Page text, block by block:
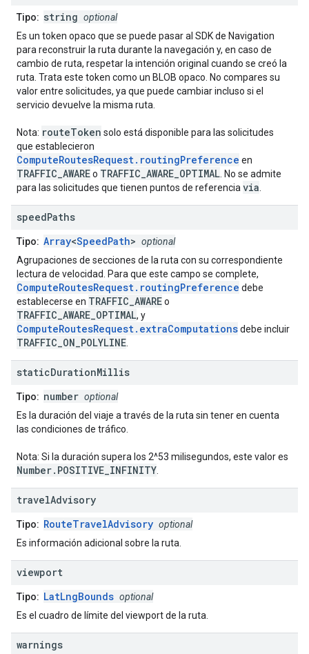
Tipo: string optional
Es un token opaco que se puede pasar al SDK de Navigation
para reconstruir la ruta durante la navegación y, en caso de
cambio de ruta, respetar la intención original cuando se creó la
ruta. Trata este token como un BLOB opaco. No compares su
valor entre solicitudes, ya que puede cambiar incluso si el
servicio devuelve la misma ruta.
Nota: routeToken solo está disponible para las solicitudes
que establecieron
ComputeRoutesRequest.routingPreference en
TRAFFIC_AWAREo TRAFFIC_AWARE_OPTIMAL . No se admite
para las solicitudes que tienen puntos de referencia via
speedPaths
Tipo: Array<SpeedPath> optional
Agrupaciones de secciones de la ruta con su correspondiente
lectura de velocidad. Para que este campo se complete,
ComputeRoutesRequest.routingPreference debe
establecerse en TRAFFIC_AWAREo
TRAFFIC_AWARE_OPTIMAL, y
ComputeRoutesRequest.extraComputationsdebe incluir
TRAFFIC_ON_POLYLINE
staticDurationMillis
Tipo: number optional
Es la duración del viaje a través de la ruta sin tener en cuenta
las condiciones de tráfico.
Nota: Si la duración supera los 2^53 milisegundos, este valor es
Number.POSITIVE_INFINITY
travelAdvisory
Tipo: RouteTravelAdvisory optional
Es información adicional sobre la ruta.
viewport
Tipo: LatLngBounds optional
Es el cuadro de límite del viewport de la ruta.
warnings